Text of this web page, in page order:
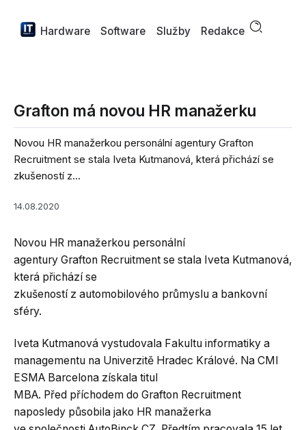
Hardware Software Služby Redakce
Grafton má novou HR manažerku
Novou HR manažerkou personální agentury Grafton
Recruitment se stala Iveta Kutmanová, která přichází se
zkušeností z...
14.08.2020
Novou HR manažerkou personální
agentury Grafton Recruitment se stala Iveta Kutmanová,
která přichází se
zkušeností z automobilového průmyslu a bankovní
sféry.
Iveta Kutmanová vystudovala Fakultu informatiky a
managementu na Univerzitě Hradec Králové. Na CMI
ESMA Barcelona získala titul
MBA. Před příchodem do Grafton Recruitment
naposledy působila jako HR manažerka